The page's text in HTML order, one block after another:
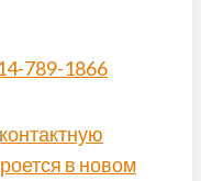
789-1866
в новом